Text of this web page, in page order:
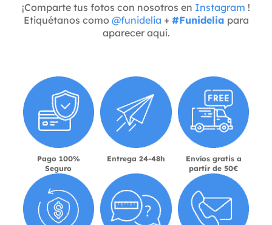
¡Comparte tus fotos con nosotros en Instagram !
Etiquétanos como @funidelia + #Funidelia para
aparecer aquí.
Pago 100%
Seguro
Entrega 24-48h
Envíos gratis a
partir de 50€